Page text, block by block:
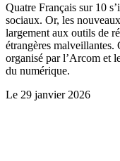
Quatre Français sur 10
sociaux. Or, les
largement aux outils de
étrangères
organisé par l’Arcom et
du numérique.
Le 29 janvier 2026